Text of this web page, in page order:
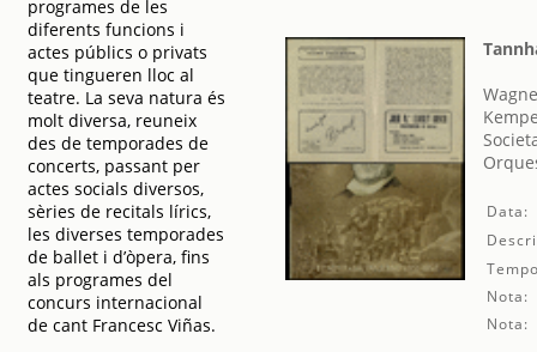
programes de les
diferents funcions i
actes públics o privats
que tingueren lloc al
teatre. La seva natura és
molt diversa, reuneix
des de temporades de
concerts, passant per
actes socials diversos,
sèries de recitals lírics,
les diverses temporades
de ballet i d’òpera, fins
als programes del
concurs internacional
de cant Francesc Viñas.
Data:
Nota:
Nota: